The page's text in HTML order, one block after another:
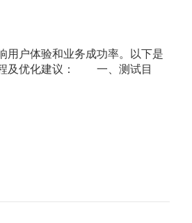
户体验和业务成功率。以下是
程及优化建议： 一、测试目